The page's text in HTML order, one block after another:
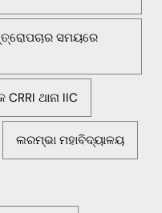
ସମୟରେ
ଥାନା IIC
ଲରମ୍ଭା ମହାବିଦ୍ୟାଳୟ